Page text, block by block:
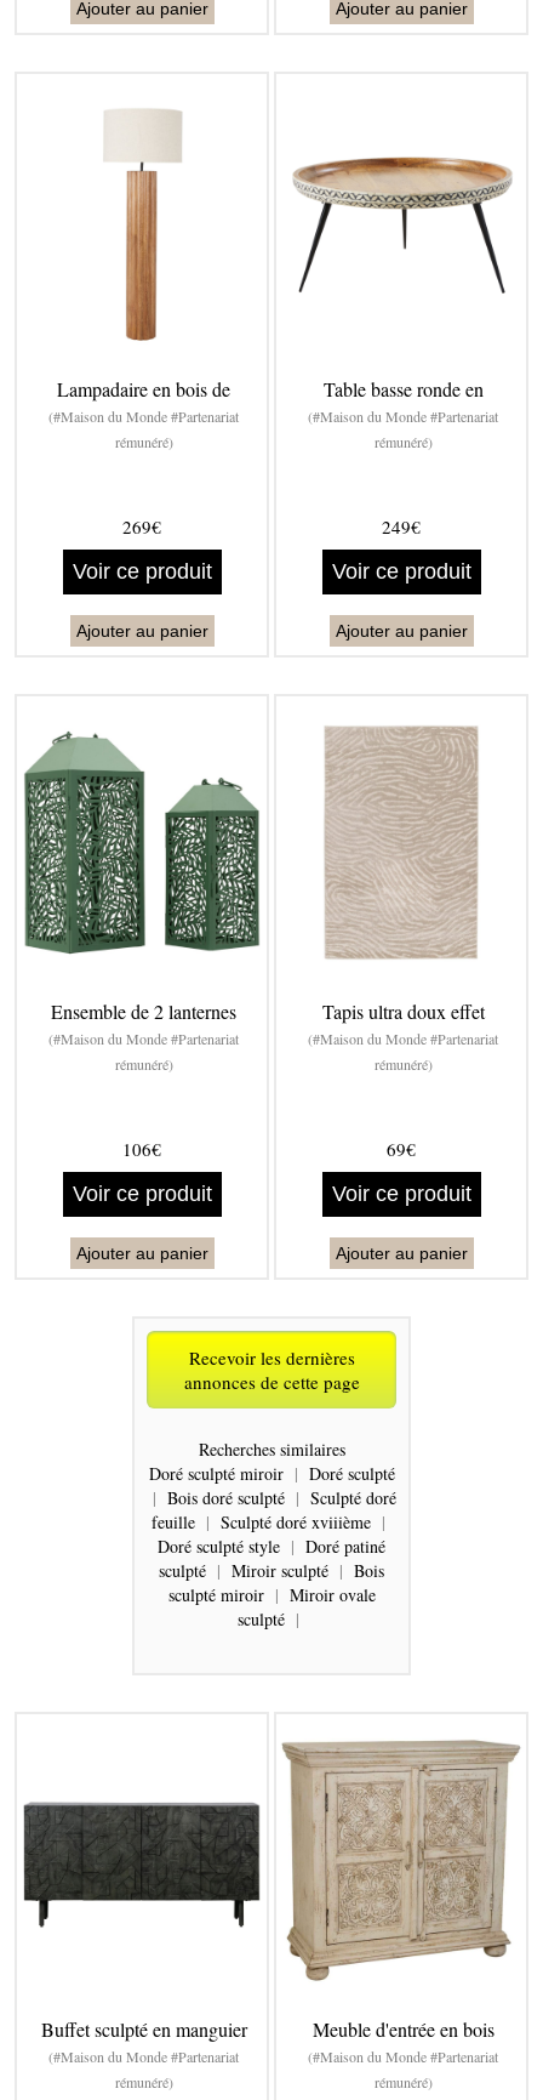
Ajouter au panier Ajouter au panier
Lampadaire en bois de
(#Maison du Monde #Partenariat
rémunéré)
269€
Voir ce produit
Ajouter au panier
Table basse ronde en
(#Maison du Monde #Partenariat
rémunéré)
249€
Voir ce produit
Ajouter au panier
Ensemble de 2 lanternes
(#Maison du Monde #Partenariat
rémunéré)
106€
Voir ce produit
Ajouter au panier
Tapis ultra doux effet
(#Maison du Monde #Partenariat
rémunéré)
69€
Voir ce produit
Ajouter au panier
Recevoir les dernières
annonces de cette page
Recherches similaires
Doré sculpté miroir | Doré sculpté
| Bois doré sculpté | Sculpté doré
feuille | Sculpté doré xviiième |
Doré sculpté style | Doré patiné
sculpté | Miroir sculpté | Bois
sculpté miroir | Miroir ovale
sculpté |
Buffet sculpté en manguier
(#Maison du Monde #Partenariat
rémunéré)
Meuble d'entrée en bois
(#Maison du Monde #Partenariat
rémunéré)